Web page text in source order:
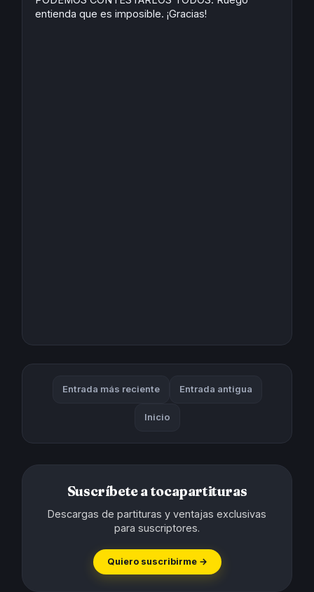
entienda que es imposible. ¡Gracias!
Entrada más reciente Entrada antigua
Inicio
Suscríbete a tocapartituras
Descargas de partituras y ventajas exclusivas
para suscriptores.
Quiero suscribirme →